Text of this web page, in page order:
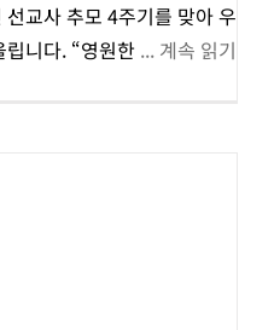
교사 추모 4주기를 맞아 우
니다. “영원한 ... 계속 읽기